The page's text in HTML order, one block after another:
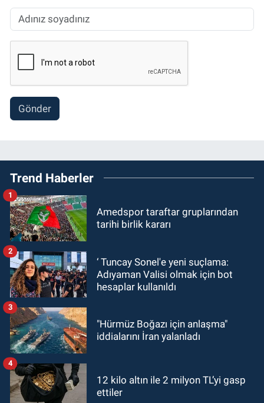
Gönder
Trend Haberler
Amedspor taraftar gruplarından
tarihi birlik kararı
1
‘ Tuncay Sonel'e yeni suçlama:
Adıyaman Valisi olmak için bot
hesaplar kullanıldı
2
"Hürmüz Boğazı için anlaşma"
iddialarını İran yalanladı
3
12 kilo altın ile 2 milyon TL’yi gasp
ettiler
4